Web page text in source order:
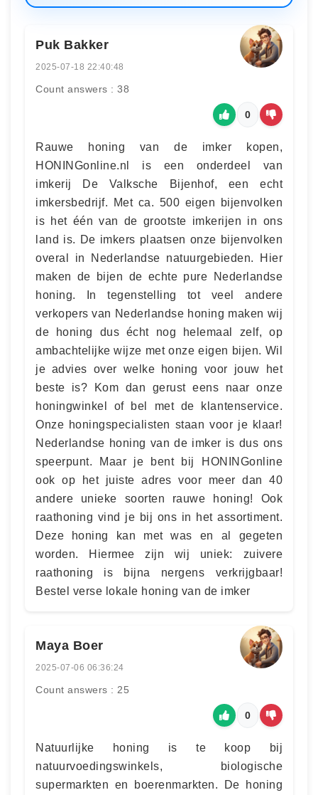
Puk Bakker
2025-07-18 22:40:48
Count answers : 38
0
Rauwe honing van de imker kopen,
HONINGonline.nl is een onderdeel van
imkerij De Valksche Bijenhof, een echt
imkersbedrijf. Met ca. 500 eigen bijenvolken
is het één van de grootste imkerijen in ons
land is. De imkers plaatsen onze bijenvolken
overal in Nederlandse natuurgebieden. Hier
maken de bijen de echte pure Nederlandse
honing. In tegenstelling tot veel andere
verkopers van Nederlandse honing maken wij
de honing dus écht nog helemaal zelf, op
ambachtelijke wijze met onze eigen bijen. Wil
je advies over welke honing voor jouw het
beste is? Kom dan gerust eens naar onze
honingwinkel of bel met de klantenservice.
Onze honingspecialisten staan voor je klaar!
Nederlandse honing van de imker is dus ons
speerpunt. Maar je bent bij HONINGonline
ook op het juiste adres voor meer dan 40
andere unieke soorten rauwe honing! Ook
raathoning vind je bij ons in het assortiment.
Deze honing kan met was en al gegeten
worden. Hiermee zijn wij uniek: zuivere
raathoning is bijna nergens verkrijgbaar!
Bestel verse lokale honing van de imker
Maya Boer
2025-07-06 06:36:24
Count answers : 25
0
Natuurlijke honing is te koop bij
natuurvoedingswinkels, biologische
supermarkten en boerenmarkten. De honing